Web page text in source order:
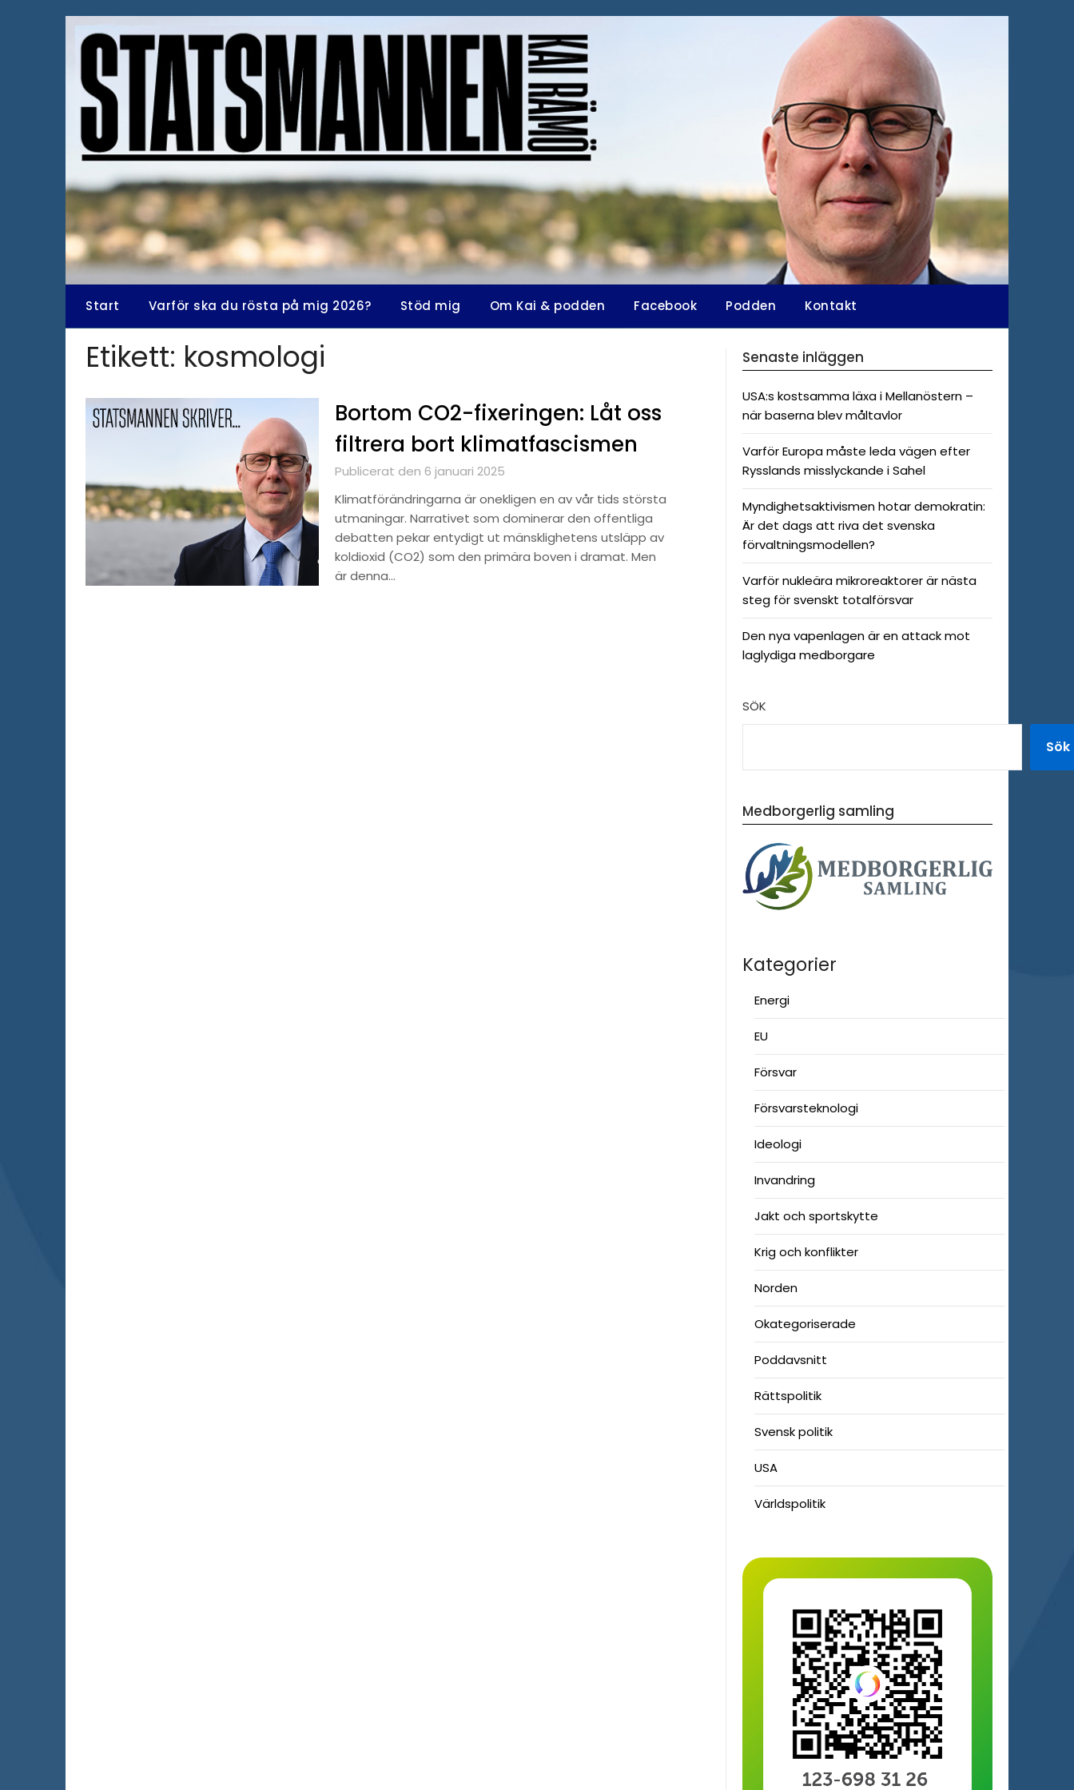
Start Varför ska du rösta på mig 2026? Stöd mig Om Kai & podden Facebook Podden Kontakt
Etikett: kosmologi
Bortom CO2-fixeringen: Låt oss
filtrera bort klimatfascismen
Publicerat den 6 januari 2025
Klimatförändringarna är onekligen en av vår tids största
utmaningar. Narrativet som dominerar den offentliga
debatten pekar entydigt ut mänsklighetens utsläpp av
koldioxid (CO2) som den primära boven i dramat. Men
är denna…
Senaste inläggen
USA:s kostsamma läxa i Mellanöstern –
när baserna blev måltavlor
Varför Europa måste leda vägen efter
Rysslands misslyckande i Sahel
Myndighetsaktivismen hotar demokratin:
Är det dags att riva det svenska
förvaltningsmodellen?
Varför nukleära mikroreaktorer är nästa
steg för svenskt totalförsvar
Den nya vapenlagen är en attack mot
laglydiga medborgare
SÖK
Sök
Medborgerlig samling
Kategorier
Energi
EU
Försvar
Försvarsteknologi
Ideologi
Invandring
Jakt och sportskytte
Krig och konflikter
Norden
Okategoriserade
Poddavsnitt
Rättspolitik
Svensk politik
USA
Världspolitik